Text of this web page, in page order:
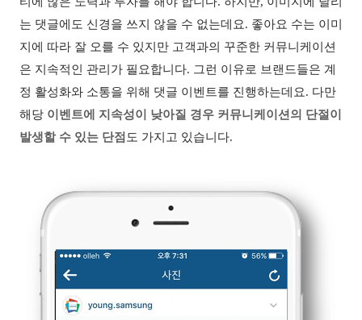
는 댓글에도 신경을 쓰지 않을 수 없는데요. 좋아요 수는 이미
지에 따라 잘 오를 수 있지만 고객과의 꾸준한 커뮤니케이션
은 지속적인 관리가 필요합니다. 그런 이유로 브랜드들은 계
정 활성화와 소통을 위해 댓글 이벤트를 진행하는데요. 다만
해당 이벤트에 지속성이 낮아질 경우 커뮤니케이션의 단절이
발생할 수 있는 단점 도 가지고 있습니다.